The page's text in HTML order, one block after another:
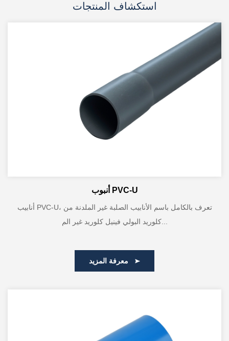
استكشاف المنتجات
أنبوب PVC-U
أنابيب PVC-U، تعرف بالكامل باسم الأنابيب الصلبة غير الملدنة من
كلوريد البولي فينيل كلوريد غير الم...